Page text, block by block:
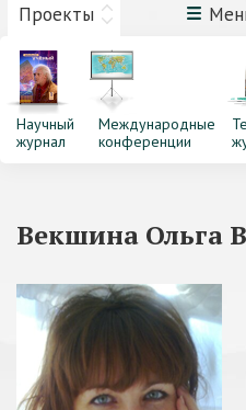
Проекты
Научный
журнал
Международные
конференции
Векшина Ольга